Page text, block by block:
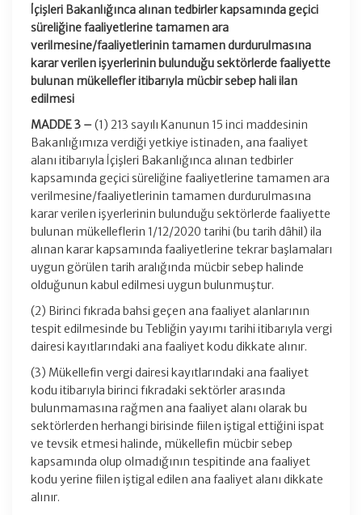
İçişleri Bakanlığınca alınan tedbirler kapsamında geçici
süreliğine faaliyetlerine tamamen ara
verilmesine/faaliyetlerinin tamamen durdurulmasına
karar verilen işyerlerinin bulunduğu sektörlerde faaliyette
bulunan mükellefler itibarıyla mücbir sebep hali ilan
edilmesi
MADDE 3 – (1) 213 sayılı Kanunun 15 inci maddesinin
Bakanlığımıza verdiği yetkiye istinaden, ana faaliyet
alanı itibarıyla İçişleri Bakanlığınca alınan tedbirler
kapsamında geçici süreliğine faaliyetlerine tamamen ara
verilmesine/faaliyetlerinin tamamen durdurulmasına
karar verilen işyerlerinin bulunduğu sektörlerde faaliyette
bulunan mükelleflerin 1/12/2020 tarihi (bu tarih dâhil) ila
alınan karar kapsamında faaliyetlerine tekrar başlamaları
uygun görülen tarih aralığında mücbir sebep halinde
olduğunun kabul edilmesi uygun bulunmuştur.
(2) Birinci fıkrada bahsi geçen ana faaliyet alanlarının
tespit edilmesinde bu Tebliğin yayımı tarihi itibarıyla vergi
dairesi kayıtlarındaki ana faaliyet kodu dikkate alınır.
(3) Mükellefin vergi dairesi kayıtlarındaki ana faaliyet
kodu itibarıyla birinci fıkradaki sektörler arasında
bulunmamasına rağmen ana faaliyet alanı olarak bu
sektörlerden herhangi birisinde fiilen iştigal ettiğini ispat
ve tevsik etmesi halinde, mükellefin mücbir sebep
kapsamında olup olmadığının tespitinde ana faaliyet
kodu yerine fiilen iştigal edilen ana faaliyet alanı dikkate
alınır.